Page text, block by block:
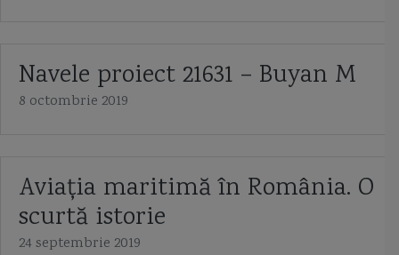
Navele proiect 21631 – Buyan M
8 octombrie 2019
Aviaţia maritimă în România. O
scurtă istorie
24 septembrie 2019